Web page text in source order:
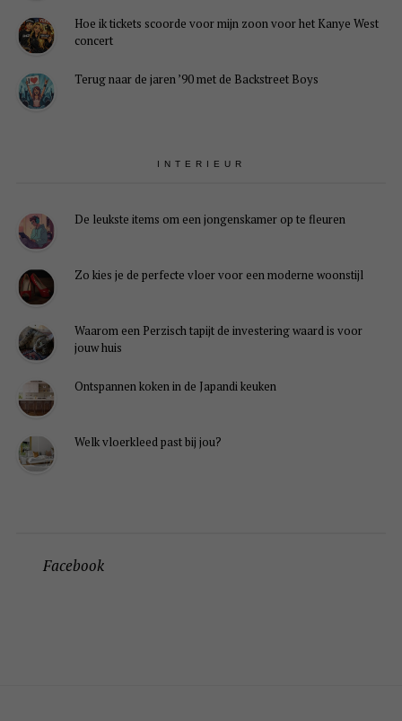
Hoe ik tickets scoorde voor mijn zoon voor het Kanye West
concert
Terug naar de jaren ’90 met de Backstreet Boys
INTERIEUR
De leukste items om een jongenskamer op te fleuren
Zo kies je de perfecte vloer voor een moderne woonstijl
Waarom een Perzisch tapijt de investering waard is voor
jouw huis
Ontspannen koken in de Japandi keuken
Welk vloerkleed past bij jou?
Facebook